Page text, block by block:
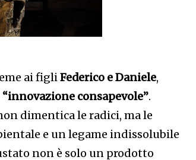
ai figliFederico e Daniele,
“innovazione consapevole”.
dimentica le radici, ma le
e un legame indissolubile
non è solo un prodotto